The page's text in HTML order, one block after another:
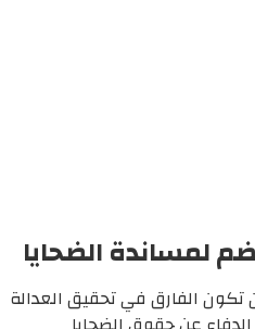
لمساندة الضحايا
تكون الفارق في تحقيق العدالة